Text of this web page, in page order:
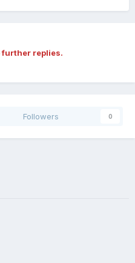
further replies.
Followers 0